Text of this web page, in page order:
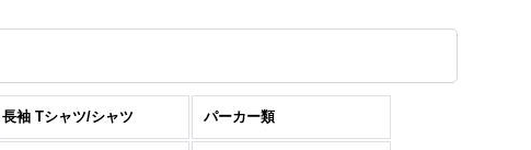
長袖 Tシャツ/シャツ パーカー類